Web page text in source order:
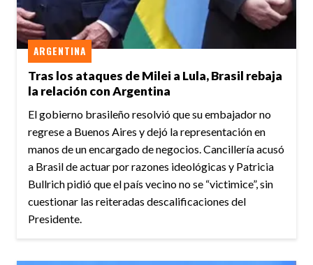
Tras los ataques de Milei a Lula, Brasil rebaja
la relación con Argentina
ARGENTINA
El gobierno brasileño resolvió que su embajador no
regrese a Buenos Aires y dejó la representación en
manos de un encargado de negocios. Cancillería acusó
a Brasil de actuar por razones ideológicas y Patricia
Bullrich pidió que el país vecino no se “victimice”, sin
cuestionar las reiteradas descalificaciones del
Presidente.